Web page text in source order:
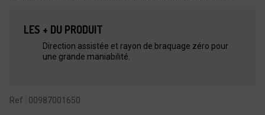
LES + DU PRODUIT
Direction assistée et rayon de braquage zéro pour
une grande maniabilité.
Ref : 00987001650